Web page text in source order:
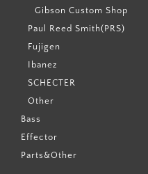
Gibson Custom Shop
Paul Reed Smith(PRS)
Fujigen
Ibanez
SCHECTER
Other
Bass
Effector
Parts&Other